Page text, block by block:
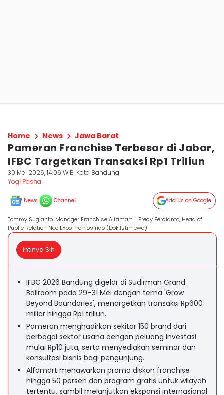
Home News Jawa Barat
Pameran Franchise Terbesar di Jabar,
IFBC Targetkan Transaksi Rp1 Triliun
30 Mei 2026, 14:06 WIB Kota Bandung
Yogi Pasha
News Channel Add Us on Google
Tommy Sugianto, Manager Franchise Alfamart - Fredy Ferdianto, Head of
Public Relation Neo Expo Promosindo (Dok.Istimewa)
Intinya Sih
IFBC 2026 Bandung digelar di Sudirman Grand
Ballroom pada 29–31 Mei dengan tema 'Grow
Beyond Boundaries', menargetkan transaksi Rp600
miliar hingga Rp1 triliun.
Pameran menghadirkan sekitar 150 brand dari
berbagai sektor usaha dengan peluang investasi
mulai Rp10 juta, serta menyediakan seminar dan
konsultasi bisnis bagi pengunjung.
Alfamart menawarkan promo diskon franchise
hingga 50 persen dan program gratis untuk wilayah
tertentu, sambil melanjutkan ekspansi internasional